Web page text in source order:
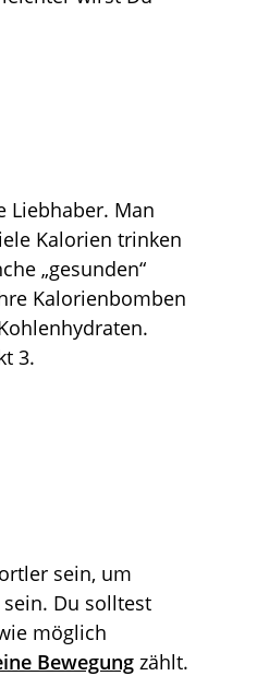
Liebhaber. Man
Kalorien trinken
„gesunden“
Kalorienbomben
3.
sein, um
Du solltest
möglich
Bewegungzählt.